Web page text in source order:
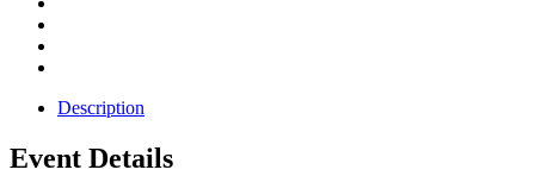
Description
Event Details